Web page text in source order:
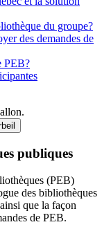
du groupe?
des demandes de
PEB?
publiques
(PEB)
des bibliothèques
que la façon
de PEB.